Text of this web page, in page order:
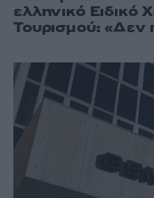
ελληνικό Ειδικό
Τουρισμού: «Δεν